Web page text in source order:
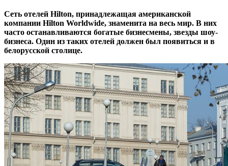
Сеть отелей Hilton, принадлежащая американской
компании Hilton Worldwide, знаменита на весь мир. В них
часто останавливаются богатые бизнесмены, звезды шоу-
бизнеса. Один из таких отелей должен был появиться и в
белорусской столице.